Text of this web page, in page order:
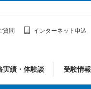
実績・体験談 受験情報
質問 インターネット申込